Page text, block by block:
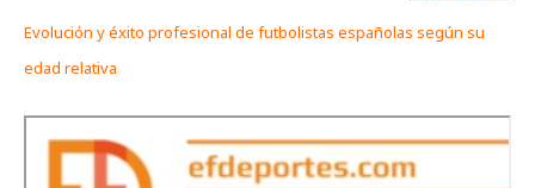
Evolución y éxito profesional de futbolistas españolas según su
edad relativa